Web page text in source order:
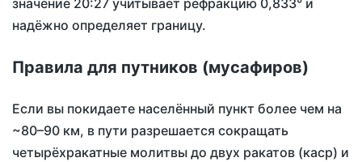
значение 20:27 учитывает рефракцию 0,833° и
надёжно определяет границу.
Правила для путников (мусафиров)
Если вы покидаете населённый пункт более чем на
~80–90 км, в пути разрешается сокращать
четырёхракатные молитвы до двух ракатов (каср) и